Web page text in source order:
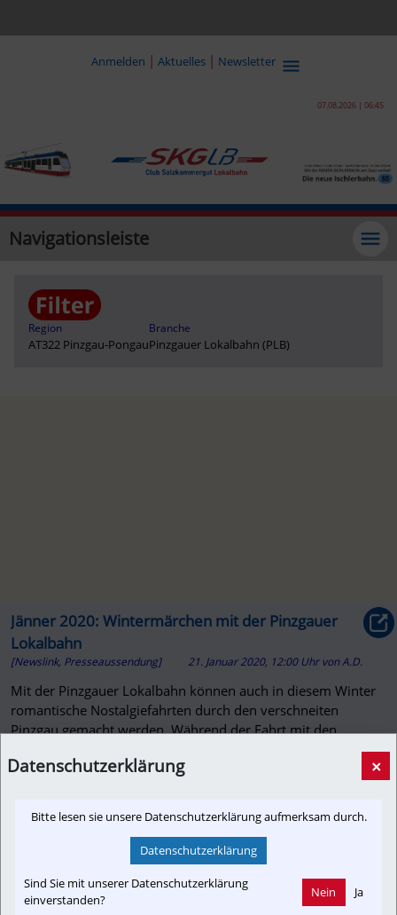
Anmelden | Aktuelles | Newsletter
07.08.2026 | 06:45
Navigationsleiste
Region
AT322 Pinzgau-Pongau
Branche
Pinzgauer Lokalbahn (PLB)
Jänner 2020: Wintermärchen mit der Pinzgauer
Lokalbahn
[Newslink, Presseaussendung] 21. Januar 2020, 12:00 Uhr vonA.D.
Mit der Pinzgauer Lokalbahn können auch in diesem Winter
romantische Nostalgiefahrten durch den verschneiten
Pinzgau gemacht werden. Während der Fahrt mit den
Newslink: Klicken Sie hier um auf den externen Artikel von
presse.salzburg-ag.at
Datenschutzerklärung ×
Bitte lesen sie unsere Datenschutzerklärung aufmerksam durch.
Datenschutzerklärung
Sind Sie mit unserer Datenschutzerklärung
einverstanden?
Nein Ja